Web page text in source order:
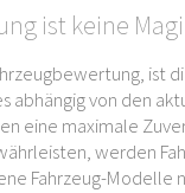
ist keine
ist
abhängig von den
eine maximale
werden
Fahrzeug-